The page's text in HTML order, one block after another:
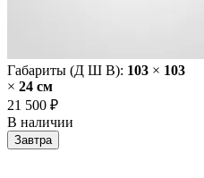
Габариты (Д Ш В): 103 × 103
× 24 cм
21 500 ₽
В наличии
Завтра